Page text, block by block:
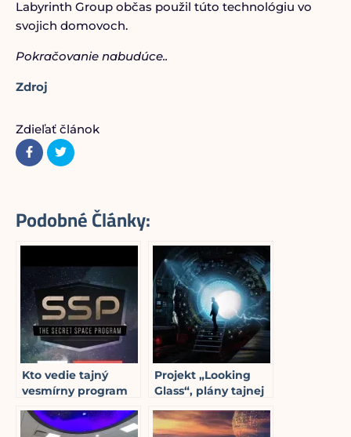
Labyrinth Group občas použil túto technológiu vo
svojich domovoch.
Pokračovanie nabudúce..
Zdroj
Zdieľať článok
Podobné Články:
Kto vedie tajný
vesmírny program
Projekt „Looking
Glass“, plány tajnej
času a zariadeniach